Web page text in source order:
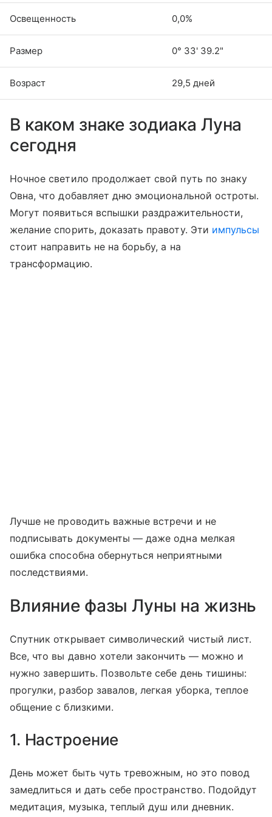
Освещенность 0,0%
Размер 0° 33' 39.2"
Возраст 29,5 дней
В каком знаке зодиака Луна
сегодня
Ночное светило продолжает свой путь по знаку
Овна, что добавляет дню эмоциональной остроты.
Могут появиться вспышки раздражительности,
желание спорить, доказать правоту. Эти импульсы
стоит направить не на борьбу, а на
трансформацию.
Лучше не проводить важные встречи и не
подписывать документы — даже одна мелкая
ошибка способна обернуться неприятными
последствиями.
Влияние фазы Луны на жизнь
Спутник открывает символический чистый лист.
Все, что вы давно хотели закончить — можно и
нужно завершить. Позвольте себе день тишины:
прогулки, разбор завалов, легкая уборка, теплое
общение с близкими.
1. Настроение
День может быть чуть тревожным, но это повод
замедлиться и дать себе пространство. Подойдут
медитация, музыка, теплый душ или дневник.